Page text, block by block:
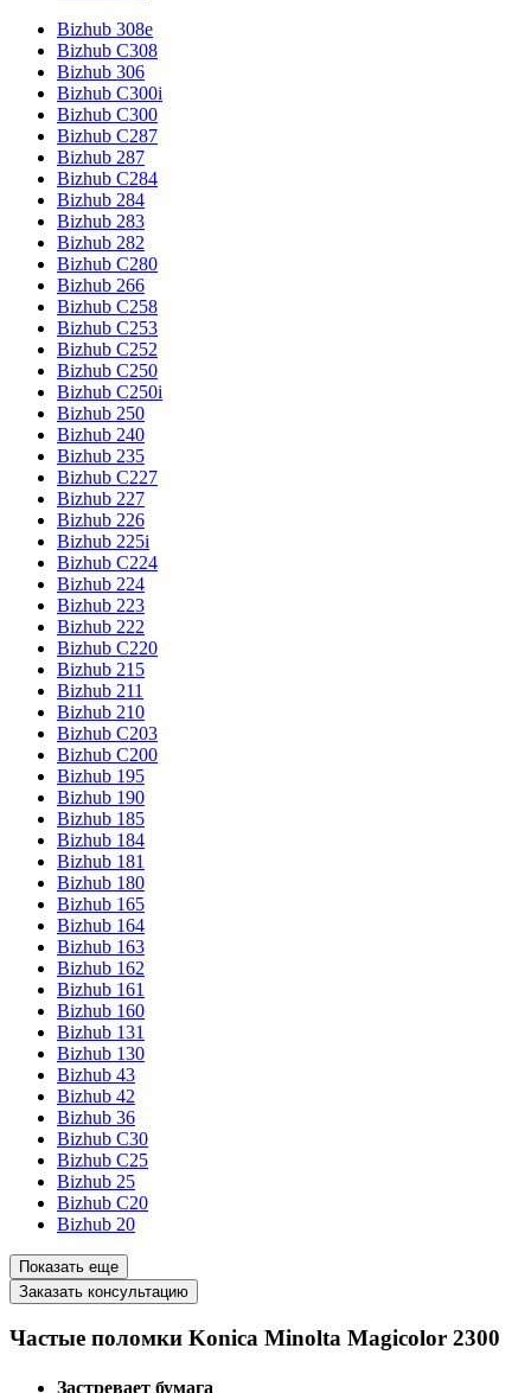
Bizhub 308e
Bizhub C308
Bizhub 306
Bizhub C300i
Bizhub C300
Bizhub C287
Bizhub 287
Bizhub C284
Bizhub 284
Bizhub 283
Bizhub 282
Bizhub C280
Bizhub 266
Bizhub C258
Bizhub C253
Bizhub C252
Bizhub C250
Bizhub C250i
Bizhub 250
Bizhub 240
Bizhub 235
Bizhub C227
Bizhub 227
Bizhub 226
Bizhub 225i
Bizhub C224
Bizhub 224
Bizhub 223
Bizhub 222
Bizhub C220
Bizhub 215
Bizhub 211
Bizhub 210
Bizhub C203
Bizhub C200
Bizhub 195
Bizhub 190
Bizhub 185
Bizhub 184
Bizhub 181
Bizhub 180
Bizhub 165
Bizhub 164
Bizhub 163
Bizhub 162
Bizhub 161
Bizhub 160
Bizhub 131
Bizhub 130
Bizhub 43
Bizhub 42
Bizhub 36
Bizhub C30
Bizhub C25
Bizhub 25
Bizhub C20
Bizhub 20
Показать еще
Заказать консультацию
Частые поломки Konica Minolta Magicolor 2300
Застревает бумага